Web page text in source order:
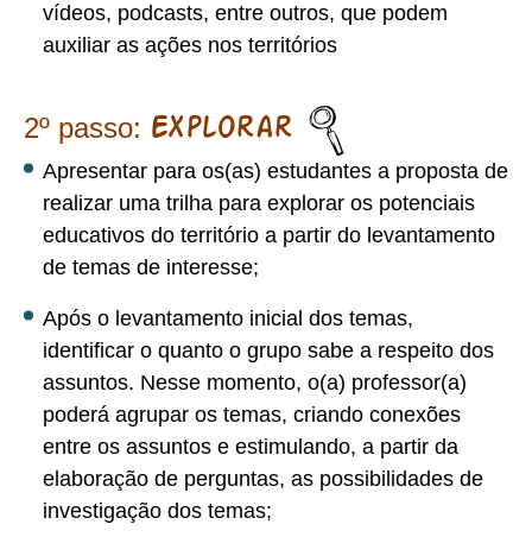
vídeos, podcasts, entre outros, que podem
auxiliar as ações nos territórios
2º passo: Explorar
Apresentar para os(as) estudantes a proposta de
realizar uma trilha para explorar os potenciais
educativos do território a partir do levantamento
de temas de interesse;
Após o levantamento inicial dos temas,
identificar o quanto o grupo sabe a respeito dos
assuntos. Nesse momento, o(a) professor(a)
poderá agrupar os temas, criando conexões
entre os assuntos e estimulando, a partir da
elaboração de perguntas, as possibilidades de
investigação dos temas;